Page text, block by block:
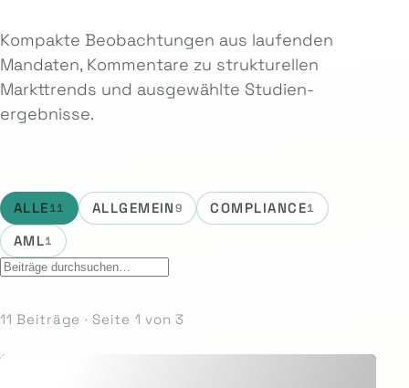
Kompakte Beobachtungen aus laufenden
Mandaten, Kommentare zu strukturellen
Markttrends und ausgewählte Studien­
ergebnisse.
ALLE11 ALLGEMEIN9 COMPLIANCE1
AML1
11 Beiträge · Seite 1 von 3